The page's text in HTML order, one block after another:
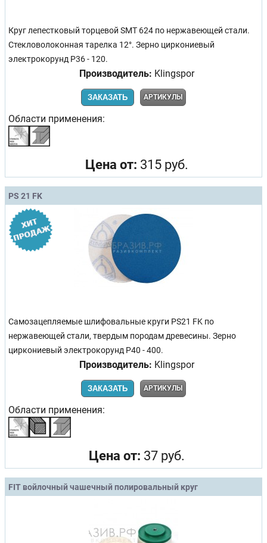
Круг лепестковый торцевой SMT 624 по нержавеющей стали.
Стекловолоконная тарелка 12°. Зерно циркониевый
электрокорунд Р36 - 120.
Производитель: Klingspor
ЗАКАЗАТЬ АРТИКУЛЫ
Области применения:
Цена от: 315 руб.
PS 21 FK
Самозацепляемые шлифовальные круги PS21 FK по
нержавеющей стали, твердым породам древесины. Зерно
циркониевый электрокорунд Р40 - 400.
Производитель: Klingspor
ЗАКАЗАТЬ АРТИКУЛЫ
Области применения:
Цена от: 37 руб.
FIT войлочный чашечный полировальный круг